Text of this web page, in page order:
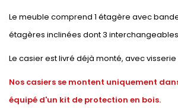
Le meuble comprend 1 étagère avec
étagères inclinées dont 3
Le casier est livré déjà monté, avec
Nos casiers se montent uniquement
équipé d'un kit de protection en bois.